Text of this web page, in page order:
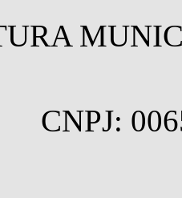
CNPJ: